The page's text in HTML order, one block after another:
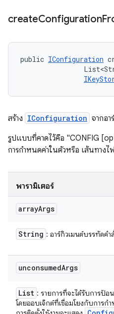
createConfiguration
public IConfiguration
สร้าง IConfiguration จากอ
รูปแบบที่คาดไว้คือ "CONFIG
การกำหนดค่าในตัวหรือ เส้นทาง
พารามิเตอร์
arrayArgs
String : อาร์กิวเมนต์บรรทัดคำ
unconsumedArgs
List : รายการที่จะได้รับการป้อ
โดยออบเจ็กต์ที่เชื่อมโยงกับการก